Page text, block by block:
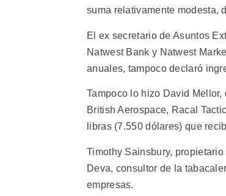
suma relativamente modesta,
El ex secretario de Asuntos
Natwest Bank y Natwest
anuales, tampoco declaró
Tampoco lo hizo David
British Aerospace, Racal
libras (7.550 dólares) que
Timothy Sainsbury,
Deva, consultor de la
empresas.